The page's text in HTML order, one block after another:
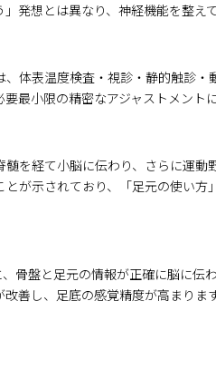
発想とは異なり、神経機能を整え
体表温度検査・視診・静的触診
最小限の精密なアジャストメント
を経て小脳に伝わり、さらに運
が示されており、「足元の使い
骨盤と足元の情報が正確に脳に
善し、足底の感覚精度が高まり